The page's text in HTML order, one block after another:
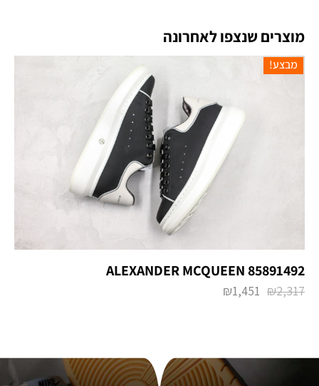
מוצרים שנצפו לאחרונה
מבצע!
ALEXANDER MCQUEEN 85891492
₪2,317
₪1,451